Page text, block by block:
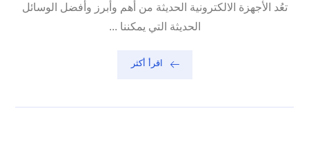
تعُد الأجهزة الالكترونية الحديثة من أهم وأبرز وأفضل الوسائل
الحديثة التي يمكننا ...
اقرأ أكثر